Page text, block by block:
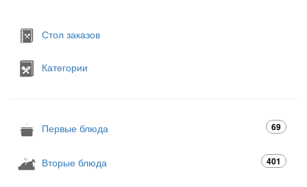
Стол заказов
Категории
Первые блюда 69
Вторые блюда 401